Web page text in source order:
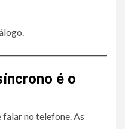
é o
no telefone. As